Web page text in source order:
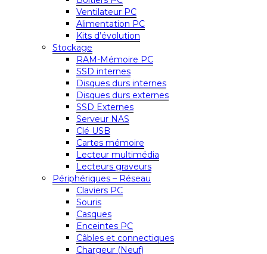
Ventilateur PC
Alimentation PC
Kits d’évolution
Stockage
RAM-Mémoire PC
SSD internes
Disques durs internes
Disques durs externes
SSD Externes
Serveur NAS
Clé USB
Cartes mémoire
Lecteur multimédia
Lecteurs graveurs
Périphériques – Réseau
Claviers PC
Souris
Casques
Enceintes PC
Câbles et connectiques
Chargeur (Neuf)